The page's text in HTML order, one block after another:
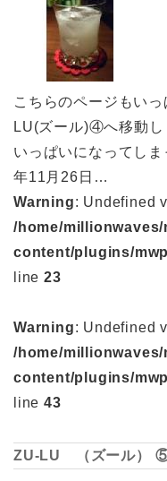
こちらのページもい
LU(ズール)④へ移動
いっぱいになってし
年11月26日…
Warning: Undefined
/home/
content/plugins/
line 23
Warning: Undefined
/home/
content/plugins/
line 43
ZU-LU （ズール）